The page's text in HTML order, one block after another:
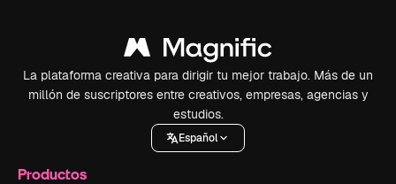
La plataforma creativa para dirigir tu mejor trabajo. Más de un
millón de suscriptores entre creativos, empresas, agencias y
estudios.
Español
Productos